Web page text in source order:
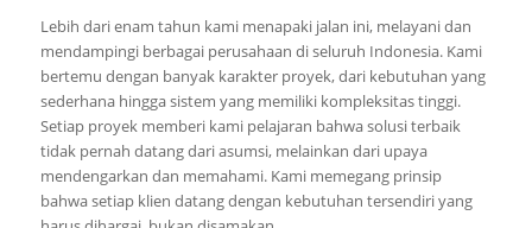
Lebih dari enam tahun kami menapaki jalan ini, melayani dan
mendampingi berbagai perusahaan di seluruh Indonesia. Kami
bertemu dengan banyak karakter proyek, dari kebutuhan yang
sederhana hingga sistem yang memiliki kompleksitas tinggi.
Setiap proyek memberi kami pelajaran bahwa solusi terbaik
tidak pernah datang dari asumsi, melainkan dari upaya
mendengarkan dan memahami. Kami memegang prinsip
bahwa setiap klien datang dengan kebutuhan tersendiri yang